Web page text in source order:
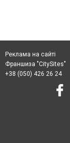
Реклама на сайті
Франшиза "CitySites"
+38 (050) 426 26 24